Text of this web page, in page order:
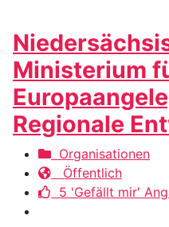
Ministerium
Regionale
Organisationen
Öffentlich
5 'Gefällt mir'